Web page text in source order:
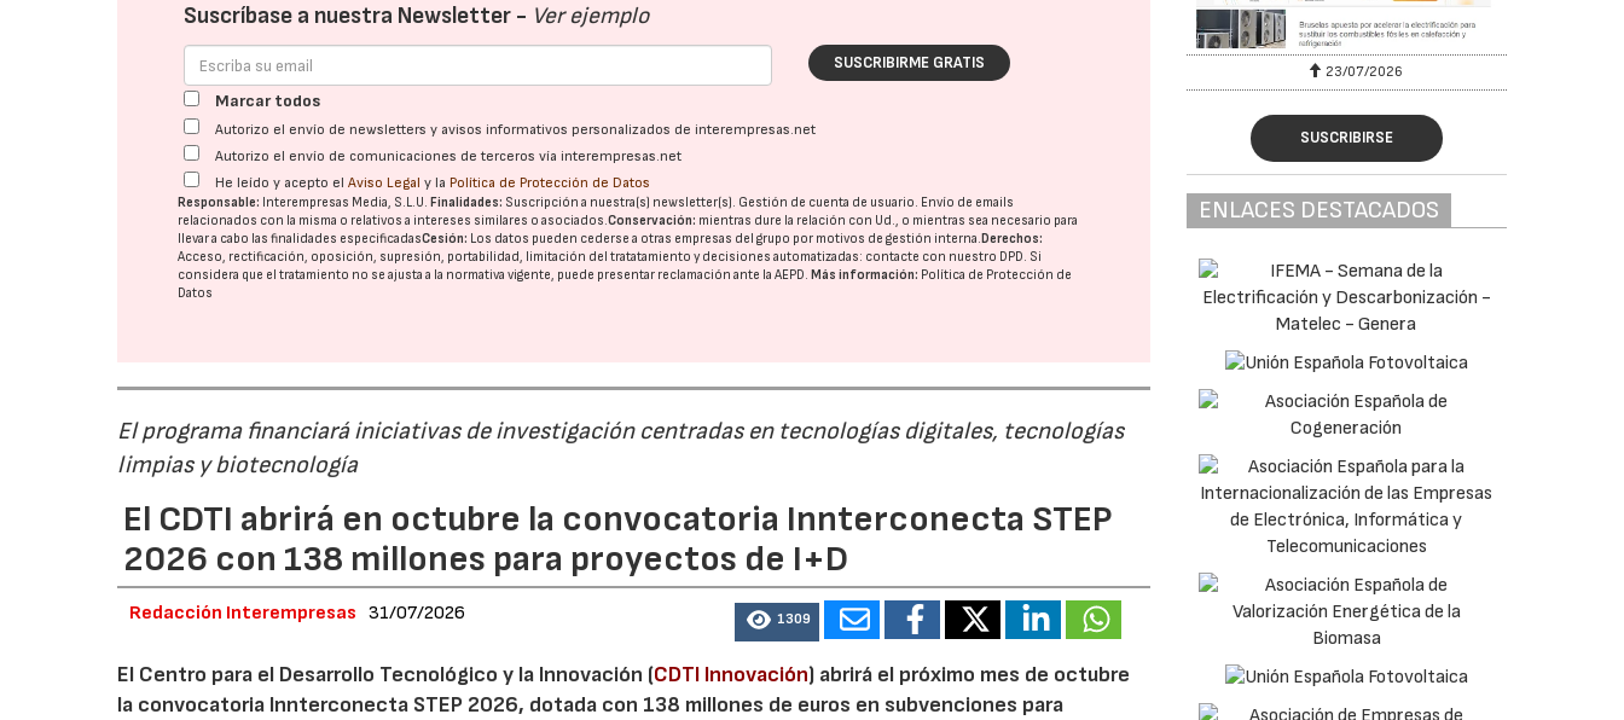
Suscríbase a nuestra Newsletter - Ver ejemplo
SUSCRIBIRME GRATIS
Marcar todos
Autorizo el envío de newsletters y avisos informativos personalizados de interempresas.net
Autorizo el envío de comunicaciones de terceros vía interempresas.net
He leído y acepto elAviso Legal y la Política de Protección de Datos
Responsable: Interempresas Media, S.L.U. Finalidades: Suscripción a nuestra(s) newsletter(s). Gestión de cuenta de usuario. Envío de emails
relacionados con la misma o relativos a intereses similares o asociados.Conservación: mientras dure la relación con Ud., o mientras sea necesario para
llevar a cabo las finalidades especificadasCesión: Los datos pueden cederse a otras empresas del grupo por motivos de gestión interna. Derechos:
Acceso, rectificación, oposición, supresión, portabilidad, limitación del tratatamiento y decisiones automatizadas: contacte con nuestro DPD. Si
considera que el tratamiento no se ajusta a la normativa vigente, puede presentar reclamación ante laAEPD. Más información: Política de Protección de
Datos
El programa financiará iniciativas de investigación centradas en tecnologías digitales, tecnologías
limpias y biotecnología
El CDTI abrirá en octubre la convocatoria Innterconecta STEP
2026 con 138 millones para proyectos de I+D
Redacción Interempresas 31/07/2026 1309
El Centro para el Desarrollo Tecnológico y la Innovación (CDTI Innovación) abrirá el próximo mes de octubre
la convocatoria Innterconecta STEP 2026, dotada con 138 millones de euros en subvenciones para
30/07/2026 23/07/2026
SUSCRIBIRSE
ENLACES DESTACADOS